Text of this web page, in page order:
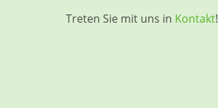
Treten Sie mit uns in Kontakt!